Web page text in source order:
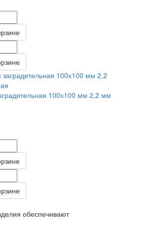
100х100 мм 2,2 мм
обеспечивают